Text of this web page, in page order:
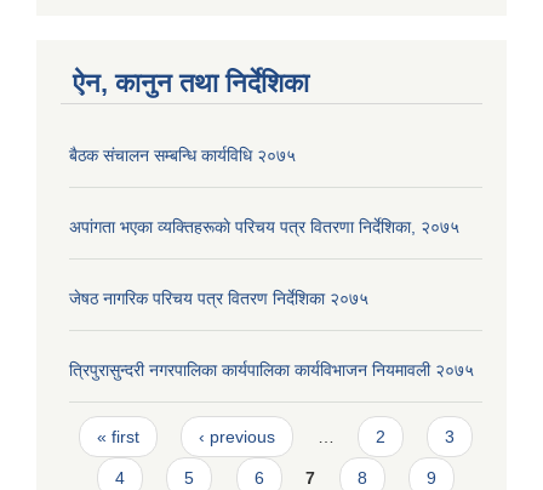
ऐन, कानुन तथा निर्देशिका
बैठक संचालन सम्बन्धि कार्यविधि २०७५
अपांगता भएका व्यक्तिहरूकाे परिचय पत्र वितरणा निर्देशिका, २०७५
जेषठ नागरिक परिचय पत्र वितरण निर्देशिका २०७५
त्रिपुरासुन्दरी नगरपालिका कार्यपालिका कार्यविभाजन नियमावली २०७५
Pages
« first ‹ previous 2 3
4 5 6 7 8 9